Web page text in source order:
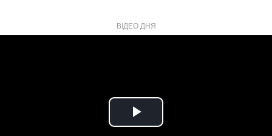
ВІДЕО ДНЯ
Play